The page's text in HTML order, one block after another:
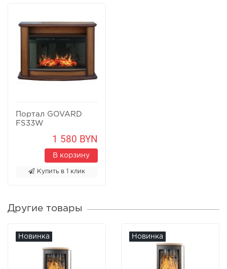
Портал GOVARD
FS33W
1 580 BYN
В корзину
Купить в 1 клик
Другие товары
Новинка Новинка